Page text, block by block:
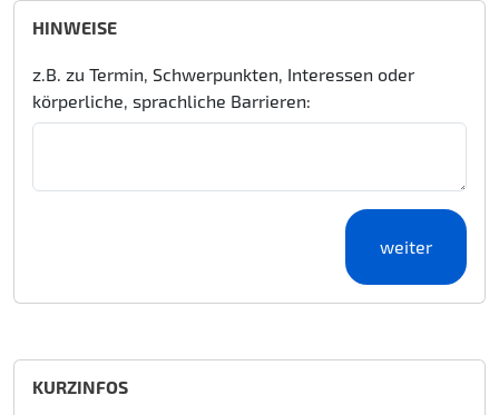
HINWEISE
z.B. zu Termin, Schwerpunkten, Interessen oder
körperliche, sprachliche Barrieren:
KURZINFOS